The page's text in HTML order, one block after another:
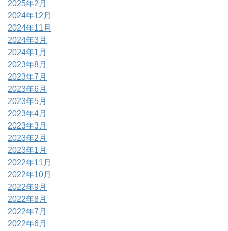
2025年2月
2024年12月
2024年11月
2024年3月
2024年1月
2023年8月
2023年7月
2023年6月
2023年5月
2023年4月
2023年3月
2023年2月
2023年1月
2022年11月
2022年10月
2022年9月
2022年8月
2022年7月
2022年6月